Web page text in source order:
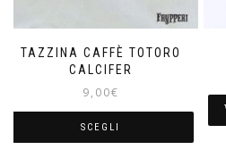
TAZZINA CAFFÈ TOTORO
CALCIFER
9,00€
SCEGLI